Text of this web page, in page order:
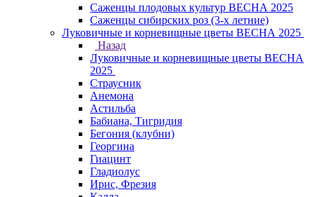
Саженцы плодовых культур ВЕСНА 2025
Саженцы сибирских роз (3-х летние)
Луковичные и корневищные цветы ВЕСНА 2025
Назад
Луковичные и корневищные цветы ВЕСНА
2025
Страусник
Анемона
Астильба
Бабиана, Тигридия
Бегония (клубни)
Георгина
Гиацинт
Гладиолус
Ирис, Фрезия